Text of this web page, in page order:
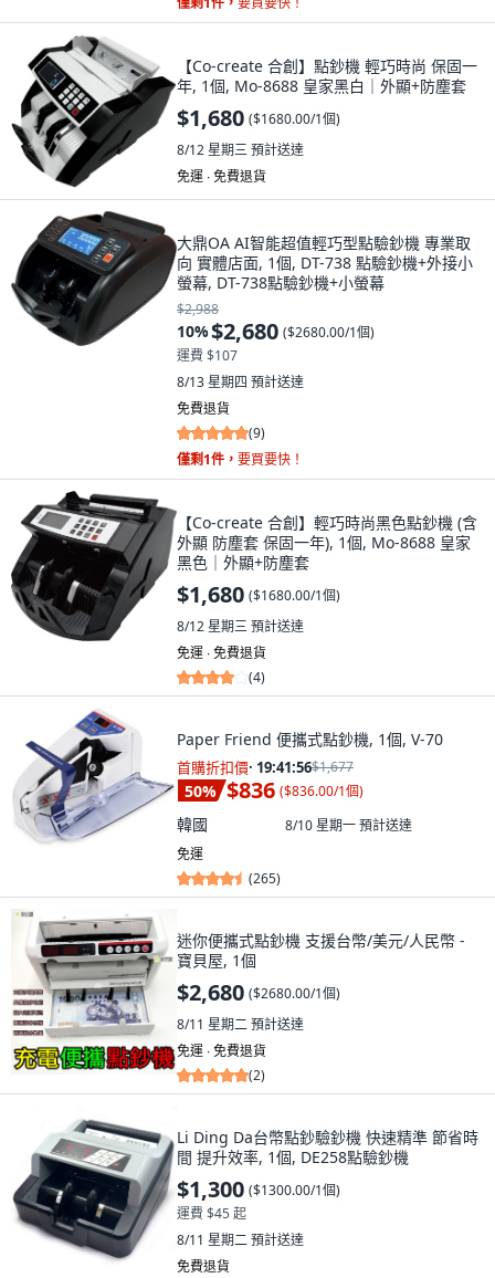
【Co-create 合創】點鈔機 輕巧時尚 保固一
年, 1個, Mo-8688 皇家黑白｜外顯+防塵套
$1,680 ($1680.00/1個)
8/12 星期三預計送達
免運 ∙ 免費退貨
大鼎OA AI智能超值輕巧型點驗鈔機 專業取
向 實體店面, 1個, DT-738 點驗鈔機+外接小
螢幕, DT-738點驗鈔機+小螢幕
$2,988
10%$2,680 ($2680.00/1個)
運費 $107
8/13 星期四 預計送達
免費退貨
(9)
僅剩1件， 要買要快！
【Co-create 合創】輕巧時尚黑色點鈔機 (含
外顯 防塵套 保固一年), 1個, Mo-8688 皇家
黑色｜外顯+防塵套
$1,680 ($1680.00/1個)
8/12 星期三預計送達
免運 ∙ 免費退貨
(4)
Paper Friend 便攜式點鈔機, 1個, V-70
首購折扣價· 19:41:55$1,677
50% $836 ($836.00/1個)
韓國 8/10 星期一預計送達
免運
(265)
迷你便攜式點鈔機 支援台幣/美元/人民幣 -
寶貝屋, 1個
$2,680 ($2680.00/1個)
8/11 星期二預計送達
免運 ∙ 免費退貨
(2)
Li Ding Da台幣點鈔驗鈔機 快速精準 節省時
間 提升效率, 1個, DE258點驗鈔機
$1,300 ($1300.00/1個)
運費 $45 起
8/11 星期二預計送達
免費退貨